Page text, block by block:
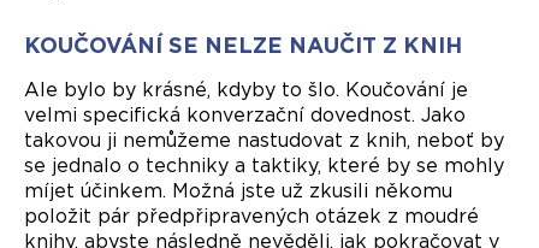
KOUČOVÁNÍ SE NELZE NAUČIT Z KNIH
Ale bylo by krásné, kdyby to šlo. Koučování je
velmi specifická konverzační dovednost. Jako
takovou ji nemůžeme nastudovat z knih, neboť by
se jednalo o techniky a taktiky, které by se mohly
míjet účinkem. Možná jste už zkusili někomu
položit pár předpřipravených otázek z moudré
knihy, abyste následně nevěděli, jak pokračovat v